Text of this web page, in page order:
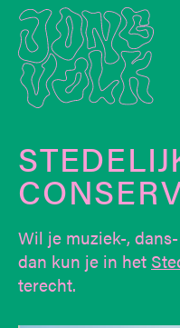
Wil je muziek-,
dan kun je in het
terecht.